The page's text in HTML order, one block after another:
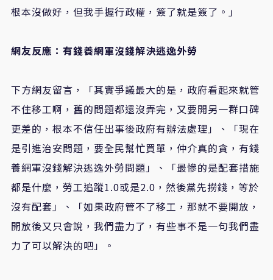
根本沒做好，但我手握行政權，簽了就是簽了。」
網友反應：有錢養網軍沒錢解決逃逸外勞
下方網友留言，「其實爭議最大的是，政府看起來就管
不住移工啊，舊的問題都還沒弄完，又要開另一群口碑
更差的，根本不信任出事後政府有辦法處理」、「現在
是引進治安問題，要全民幫忙買單，仲介真的貪，有錢
養網軍沒錢解決逃逸外勞問題」、「最慘的是配套措施
都是什麼，勞工追蹤1.0或是2.0，然後黨先撈錢，等於
沒有配套」、「如果政府管不了移工，那就不要開放，
開放後又只會說，我們盡力了，有些事不是一句我們盡
力了可以解決的吧」。